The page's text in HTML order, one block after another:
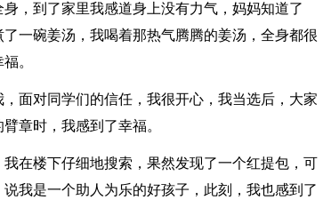
，到了家里我感道身上没有力气，妈妈知道了
一碗姜汤，我喝着那热气腾腾的姜汤，全身都很
。
面对同学们的信任，我很开心，我当选后，大家
章时，我感到了幸福。
在楼下仔细地搜索，果然发现了一个红提包，可
我是一个助人为乐的好孩子，此刻，我也感到了